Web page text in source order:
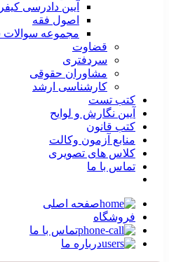
آیین دادرسی
اصول فقه
مجموعه سوالات
قضاوت
سردفتری
مشاوران حقوقی
کارشناسی ارشد
کتب تست
آیین نگارش و لوایح
کتب قانون
منابع آزمون وکالت
کلاس های تصویری
تماس با ما
صفحه اصلی
فروشگاه
تماس با ما
درباره ما